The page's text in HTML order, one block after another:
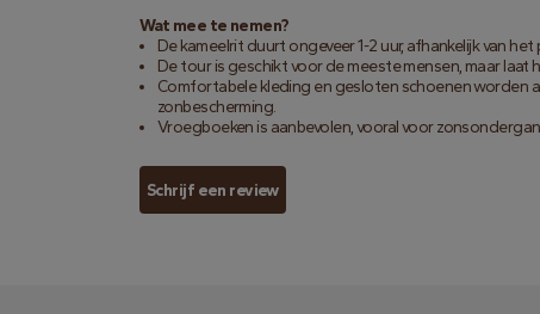
Wat mee te nemen?
De kameelrit duurt ongeveer 1-2 uur, afhankelijk van
De tour is geschikt voor de meeste mensen, maar
Comfortabele kleding en gesloten schoenen worden
zonbescherming.
Vroegboeken is aanbevolen, vooral voor
Schrijf een review